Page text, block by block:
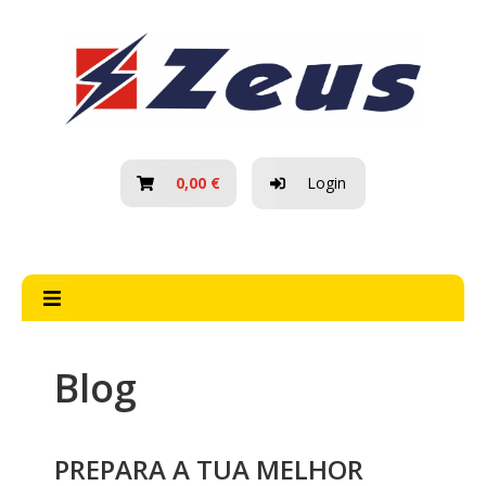
0,00 € Login
HOME
SOBRE NÓS
TODAS
Blog
PREPARA A TUA MELHOR